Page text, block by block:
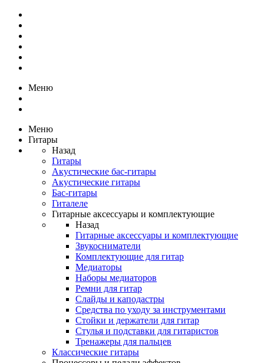
Меню
Меню
Гитары
Назад
Гитары
Акустические бас-гитары
Акустические гитары
Бас-гитары
Гиталеле
Гитарные аксессуары и комплектующие
Назад
Гитарные аксессуары и комплектующие
Звукосниматели
Комплектующие для гитар
Медиаторы
Наборы медиаторов
Ремни для гитар
Слайды и каподастры
Средства по уходу за инструментами
Стойки и держатели для гитар
Стулья и подставки для гитаристов
Тренажеры для пальцев
Классические гитары